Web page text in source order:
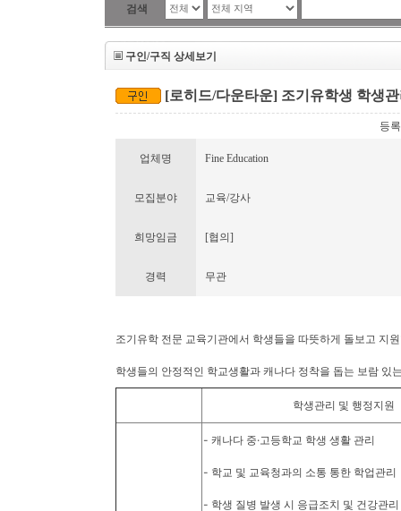
검색
구인/구직 상세보기
[로히드/다운타운] 조기유학생 학생
등
업체명 Fine Education
모집분야 교육/강사
희망임금 [협의]
경력 무관
조기유학 전문 교육기관에서 학생들을 따뜻하게 돌보고 지
학생들의 안정적인 학교생활과 캐나다 정착을 돕는 보람 있
학생관리 및 행정지원
- 캐나다 중·고등학교 학생 생활 관리
- 학교 및 교육청과의 소통 통한 학업관리
- 학생 질병 발생 시 응급조치 및 건강관리